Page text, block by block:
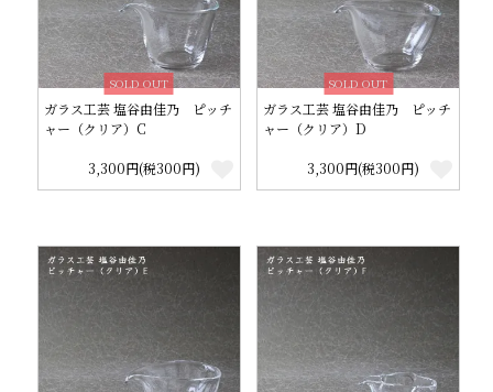
SOLD OUT
ガラス工芸 塩谷由佳乃 ピッチ
ャー（クリア）C
3,300円(税300円)
SOLD OUT
ガラス工芸 塩谷由佳乃 ピッチ
ャー（クリア）D
3,300円(税300円)